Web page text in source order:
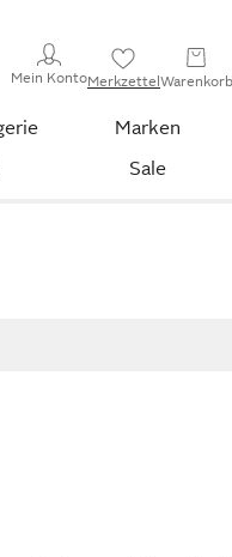
Mein KontoMerkzettelWarenkorb
Marken
Sale